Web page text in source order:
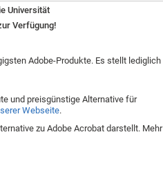
Universität
Verfügung!
Adobe-Produkte. Es stellt lediglich
und preisgünstige Alternative für
Webseite.
zu Adobe Acrobat darstellt. Mehr